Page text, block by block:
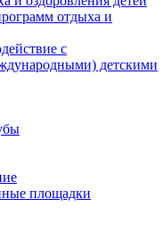
отдыха и
с
детскими
площадки